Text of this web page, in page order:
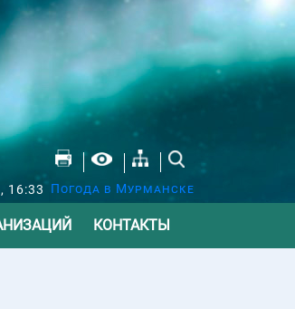
16:33 Погода в Мурманске
КОНТАКТЫ